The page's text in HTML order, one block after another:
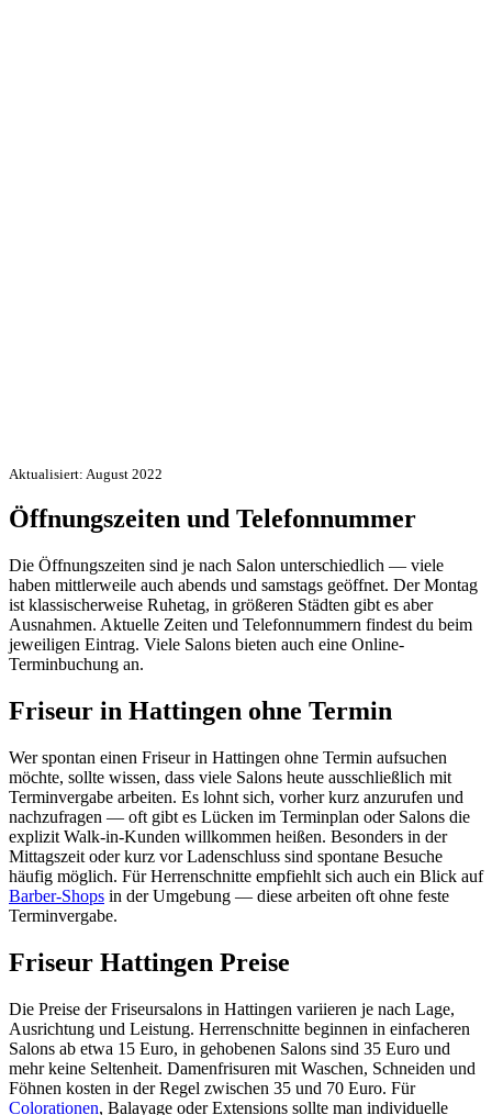
Aktualisiert: August 2022
Öffnungszeiten und Telefonnummer
Die Öffnungszeiten sind je nach Salon unterschiedlich — viele
haben mittlerweile auch abends und samstags geöffnet. Der Montag
ist klassischerweise Ruhetag, in größeren Städten gibt es aber
Ausnahmen. Aktuelle Zeiten und Telefonnummern findest du beim
jeweiligen Eintrag. Viele Salons bieten auch eine Online-
Terminbuchung an.
Friseur in Hattingen ohne Termin
Wer spontan einen Friseur in Hattingen ohne Termin aufsuchen
möchte, sollte wissen, dass viele Salons heute ausschließlich mit
Terminvergabe arbeiten. Es lohnt sich, vorher kurz anzurufen und
nachzufragen — oft gibt es Lücken im Terminplan oder Salons die
explizit Walk-in-Kunden willkommen heißen. Besonders in der
Mittagszeit oder kurz vor Ladenschluss sind spontane Besuche
häufig möglich. Für Herrenschnitte empfiehlt sich auch ein Blick auf
Barber-Shops in der Umgebung — diese arbeiten oft ohne feste
Terminvergabe.
Friseur Hattingen Preise
Die Preise der Friseursalons in Hattingen variieren je nach Lage,
Ausrichtung und Leistung. Herrenschnitte beginnen in einfacheren
Salons ab etwa 15 Euro, in gehobenen Salons sind 35 Euro und
mehr keine Seltenheit. Damenfrisuren mit Waschen, Schneiden und
Föhnen kosten in der Regel zwischen 35 und 70 Euro. Für
Colorationen, Balayage oder Extensions sollte man individuelle